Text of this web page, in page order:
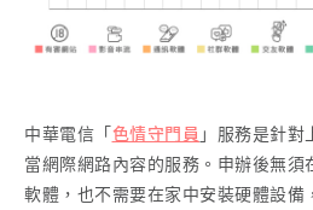
中華電信「色情守門員 」服務是針
當網際網路內容的服務。申辦後無
軟體，也不需要在家中安裝硬體設備